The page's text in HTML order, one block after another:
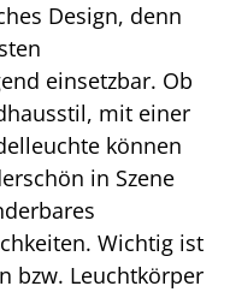
Design, denn
einsetzbar. Ob
mit einer
können
in Szene
Wichtig ist
bzw. Leuchtkörper